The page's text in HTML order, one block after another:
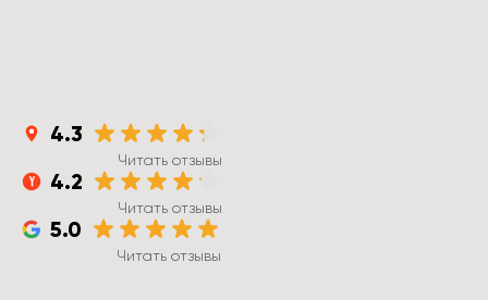
4.3
Читать отзывы
4.2
Читать отзывы
5.0
Читать отзывы